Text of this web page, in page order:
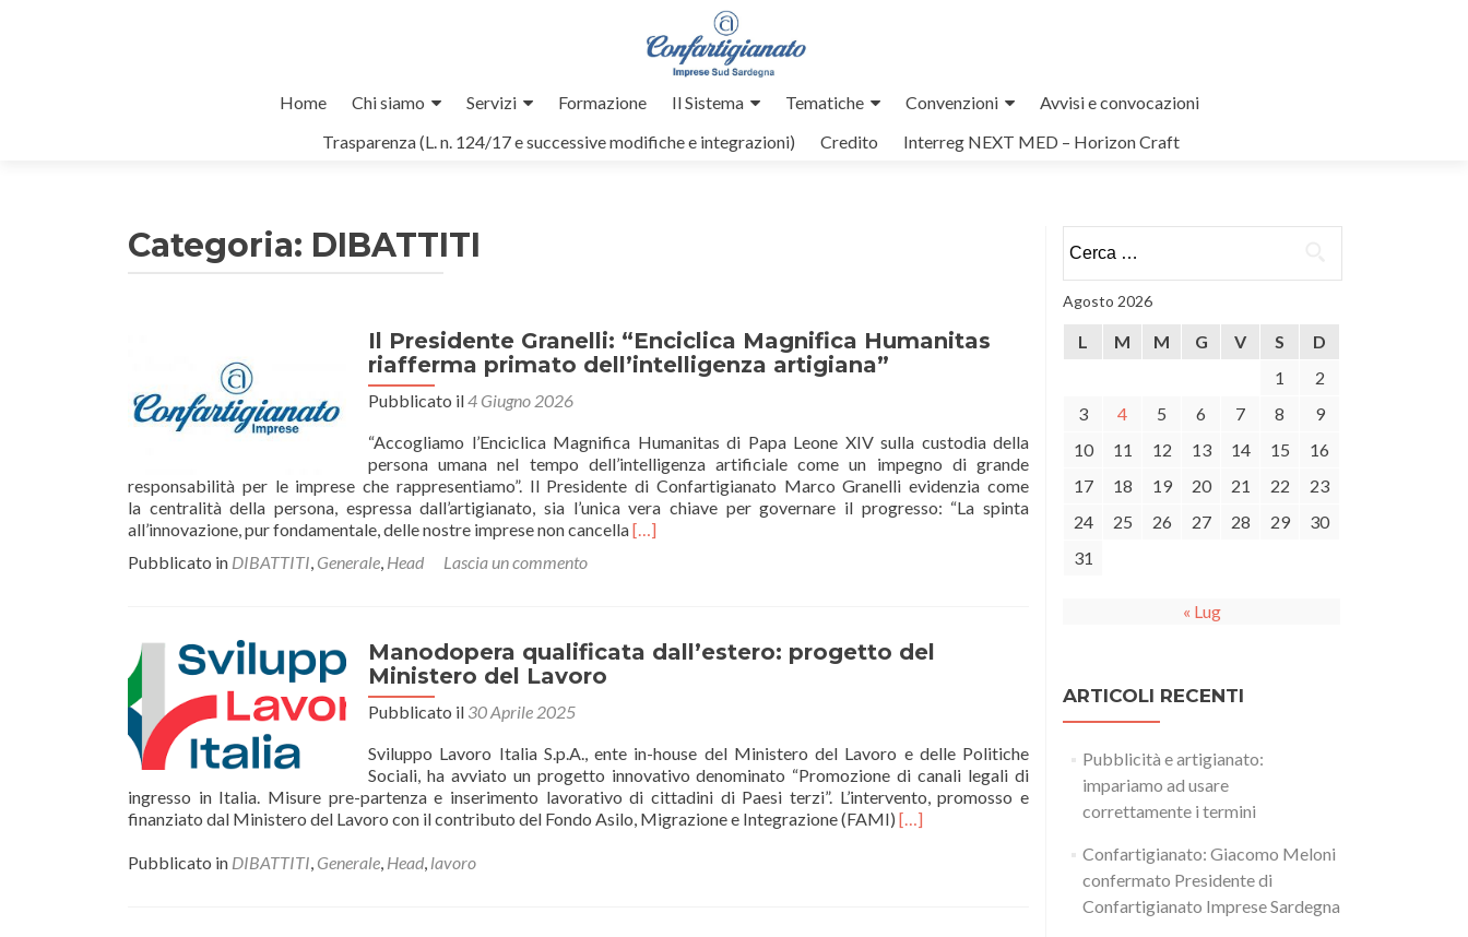
Home Chi siamo Servizi Formazione Il Sistema Tematiche Convenzioni
Avvisi e convocazioni
Trasparenza (L. n. 124/17 e successive modifiche e integrazioni)
Credito Interreg NEXT MED – Horizon Craft
Categoria: DIBATTITI
Il Presidente Granelli: “Enciclica Magnifica Humanitas
riafferma primato dell’intelligenza artigiana”
Pubblicato il4 Giugno 2026
“Accogliamo l’Enciclica Magnifica Humanitas di Papa Leone XIV sulla custodia della
persona umana nel tempo dell’intelligenza artificiale come un impegno di grande
responsabilità per le imprese che rappresentiamo”. Il Presidente di Confartigianato Marco Granelli evidenzia come
la centralità della persona, espressa dall’artigianato, sia l’unica vera chiave per governare il progresso: “La spinta
all’innovazione, pur fondamentale, delle nostre imprese non cancellaLeggi
Magnifica
dell’intelligenza
artigiana”
[…]
Pubblicato in DIBATTITI, Generale, Head Lascia un commento
Manodopera qualificata dall’estero: progetto del
Ministero del Lavoro
Pubblicato il 30 Aprile 2025
Sviluppo Lavoro Italia S.p.A., ente in-house del Ministero del Lavoro e delle Politiche
Sociali, ha avviato un progetto innovativo denominato “Promozione di canali legali di
ingresso in Italia. Misure pre-partenza e inserimento lavorativo di cittadini di Paesi terzi”. L’intervento, promosso e
finanziato dal Ministero del Lavoro con il contributo del Fondo Asilo, Migrazione e Integrazione (FAMI) Leggi
[…]
Pubblicato in DIBATTITI, Generale, Head, lavoro
per:
Agosto 2026
L M M G V S
D
1
2
3
4 5 6 7 8
9
10
11 12 13 14 15
16
17
18 19 20 21 22
23
24
25 26 27 28 29
30
31
« Lug
ARTICOLI RECENTI
Pubblicità e artigianato:
impariamo ad usare
correttamente i termini
Confartigianato: Giacomo Meloni
confermato Presidente di
Confartigianato Imprese Sardegna